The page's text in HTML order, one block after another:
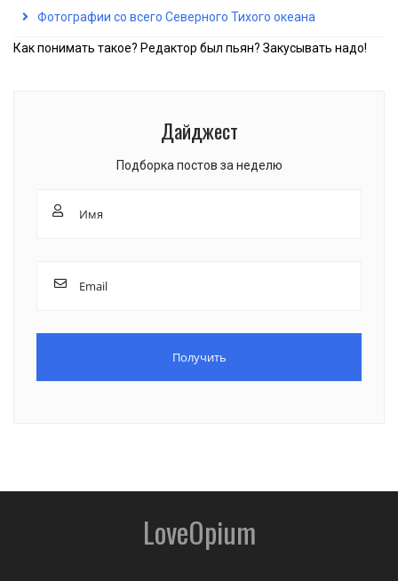
Фотографии со всего Северного Тихого океана
Как понимать такое? Редактор был пьян? Закусывать надо!
Дайджест
Подборка постов за неделю
LoveOpium